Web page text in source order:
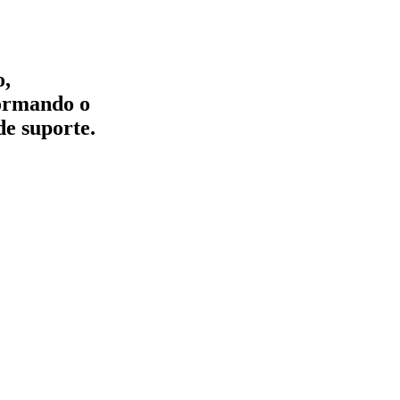
o
suporte.